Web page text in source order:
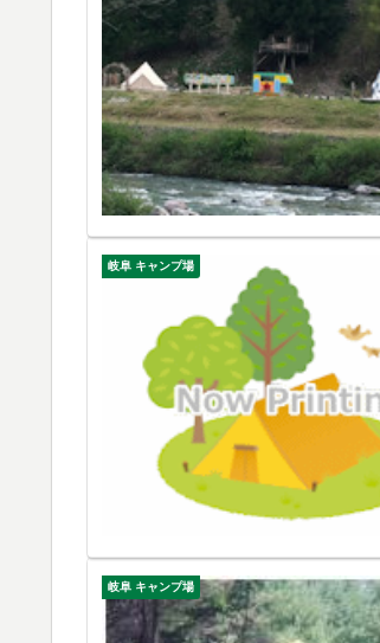
岐阜 キャンプ場
岐阜 キャンプ場